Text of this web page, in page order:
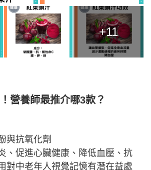
+11
營養師最推介哪3款？
與抗氧化劑
、促進心臟健康、降低血壓、抗
對中老年人視覺記憶有潛在益處